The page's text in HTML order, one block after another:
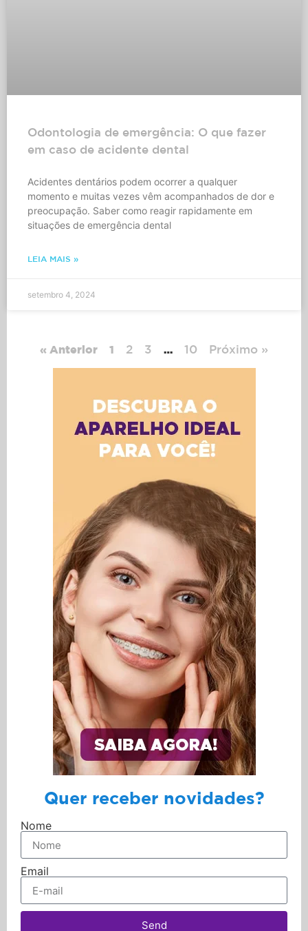
Odontologia de emergência: O que fazer
em caso de acidente dental
Acidentes dentários podem ocorrer a qualquer
momento e muitas vezes vêm acompanhados de dor e
preocupação. Saber como reagir rapidamente em
situações de emergência dental
LEIA MAIS »
setembro 4, 2024
« Anterior 1 2 3 … 10 Próximo »
Quer receber novidades?
Nome
Email
Send